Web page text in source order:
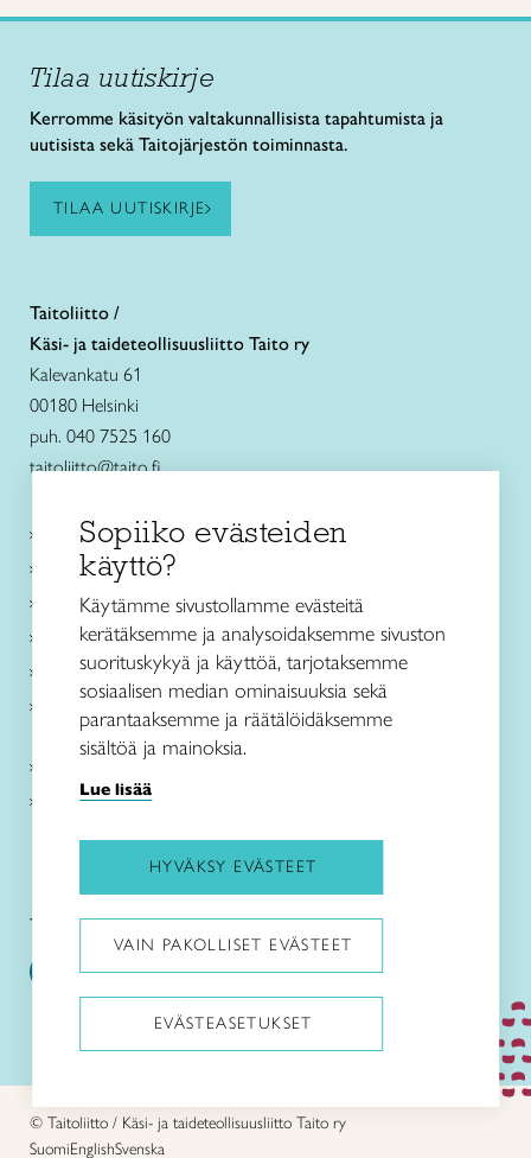
Tilaa uutiskirje
Kerromme käsityön valtakunnallisista tapahtumista ja
uutisista sekä Taitojärjestön toiminnasta.
TILAA UUTISKIRJE
Taitoliitto /
Käsi- ja taideteollisuusliitto Taito ry
Kalevankatu 61
00180 Helsinki
puh. 040 7525 160
taitoliitto@taito.fi
Käsityökurssit ja koulutus
Ajankohtaista
Käsityöohjeet
Me olemme Taito
Paikallinen toiminta
Verkkokaupat
Kirjaudu Arviin
Kirjaudu Taitocampukseen
Taitoliitto: Taito-lehti:
© Taitoliitto / Käsi- ja taideteollisuusliitto Taito ry
SuomiEnglishSvenska
Sopiiko evästeiden
käyttö?
Käytämme sivustollamme evästeitä
kerätäksemme ja analysoidaksemme sivuston
suorituskykyä ja käyttöä, tarjotaksemme
sosiaalisen median ominaisuuksia sekä
parantaaksemme ja räätälöidäksemme
sisältöä ja mainoksia.
Lue lisää
HYVÄKSY EVÄSTEET
VAIN PAKOLLISET EVÄSTEET
EVÄSTEASETUKSET